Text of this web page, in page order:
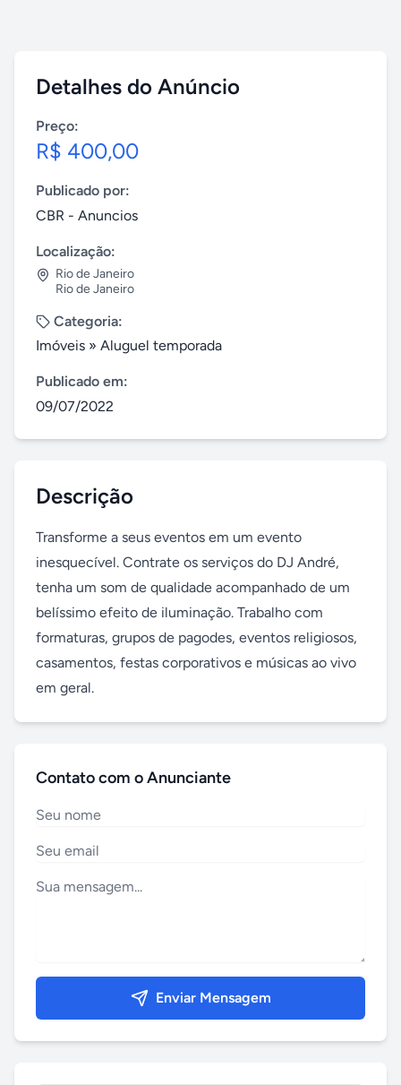
Detalhes do Anúncio
Preço:
R$ 400,00
Publicado por:
CBR - Anuncios
Localização:
Rio de Janeiro
Rio de Janeiro
Categoria:
Imóveis » Aluguel temporada
Publicado em:
09/07/2022
Descrição
Transforme a seus eventos em um evento
inesquecível. Contrate os serviços do DJ André,
tenha um som de qualidade acompanhado de um
belíssimo efeito de iluminação. Trabalho com
formaturas, grupos de pagodes, eventos religiosos,
casamentos, festas corporativos e músicas ao vivo
em geral.
Contato com o Anunciante
Enviar Mensagem